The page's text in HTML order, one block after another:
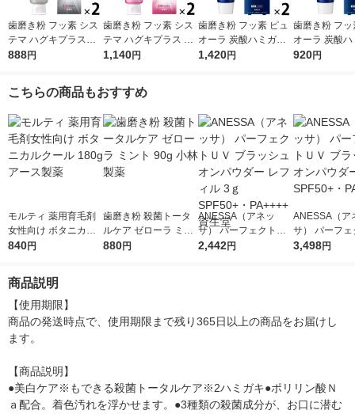
歯磨き粉 フッ素 シス
テマ ハグキプラスW
ホワイトニング ハミ
セット（2本） ライオ
888円
歯磨き粉 フッ素 シス
テマ ハグキプラス ハ
ミガキ 組織修復成分
本） ライオン
1,140円
歯磨き粉 フッ素 ピュ
オーラ 炭酸ハミガキ
95g クリスタルソーダ
1,420円
歯磨き粉 フッ
オーラ 炭酸
95g クリスタ
920円
こちらの商品もおすすめ
モルティ 薬用育毛剤
女性向け ボタニカル
クール 180g アース製
840円
歯磨き粉 殺菌トータ
ルケア ゼローラ ミン
ト 90g 小林製薬
880円
ANESSA（アネッ
サ） パーフェクトＵ
Ｖ ブラッシュオンパ
2,442円
ANESSA（ア
サ） パーフェ
Ｖ ブラッシュ
3,498円
商品説明
【使用期限】
商品の発送時点で、使用期限まで残り365日以上の商品をお届けし
ます。
【商品説明】
●美白ケア※もできる殺菌トータルケア※2ハミガキ●ポリリン酸Ｎ
ａ配合。着色汚れを浮かせます。●3種類の殺菌成分が、お口に潜む